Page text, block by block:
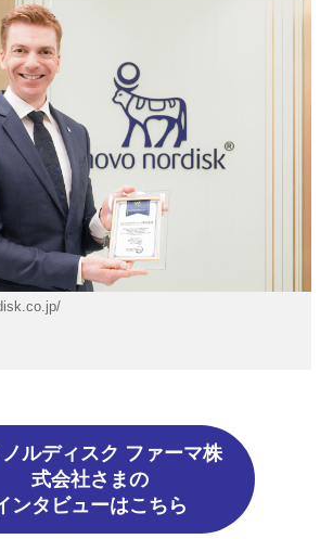
ノルディスク ファーマ株
式会社さまの
ンタビューはこちら